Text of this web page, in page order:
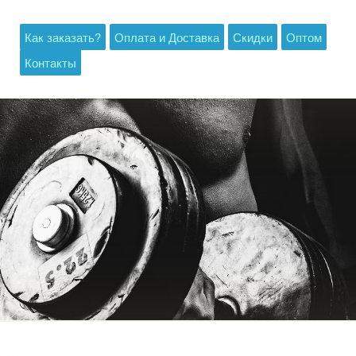
Как заказать? Оплата и Доставка Скидки
Оптом
Контакты